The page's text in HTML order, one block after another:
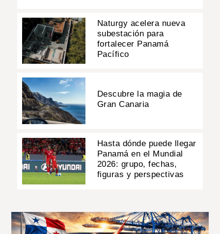
Naturgy acelera nueva
subestación para
fortalecer Panamá
Pacífico
Descubre la magia de
Gran Canaria
Hasta dónde puede llegar
Panamá en el Mundial
2026: grupo, fechas,
figuras y perspectivas